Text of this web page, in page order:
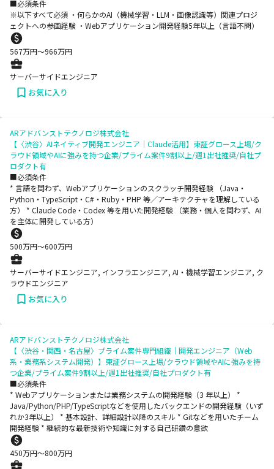
■必須条件
※以下すべて必須 ・何らかのAI（機械学習・LLM・画像認識等）関連プロジ
ェクトへの参画経験 ・Webアプリケーション開発経験5年以上（言語不問）
567万円〜966万円
サーバーサイドエンジニア
お気に入り
ARアドバンストテクノロジ株式会社
【〈渋谷〉AIネイティブ開発エンジニア｜Claude活用】東証グロース上場/ク
ラウド領域やAIに強みを持つ企業/プライム案件9割以上/週1出社推奨/自社プ
ロダクト有
■必須条件
* 言語を問わず、Webアプリケーションのスクラッチ開発経験 （Java・
Python・TypeScript・C#・Ruby・PHP 等／アーキテクチャを理解している
方） * Claude Code・Codex 等を用いた開発経験 （業務・個人を問わず、AI
を主体に開発している方）
500万円〜600万円
サーバーサイドエンジニア, インフラエンジニア, AI・機械学習エンジニア, ク
ラウドエンジニア
お気に入り
ARアドバンストテクノロジ株式会社
【〈渋谷・関西・名古屋〉プライム案件専門組織｜開発エンジニア（Web
系・業務系システム開発）】東証グロース上場/クラウド領域やAIに強みを持
つ企業/プライム案件9割以上/週1出社推奨/自社プロダクト有
■必須条件
* Webアプリケーションまたは業務システムの開発経験（3 年以上） *
Java/Python/PHP/TypeScriptなどを使用したバックエンドの開発経験（いず
れか3年以上） * 基本設計、詳細設計以降のスキル * Gitなどを用いたチーム
開発経験 * 継続的な最新技術や知識に対する自己研鑽の意欲
450万円〜800万円